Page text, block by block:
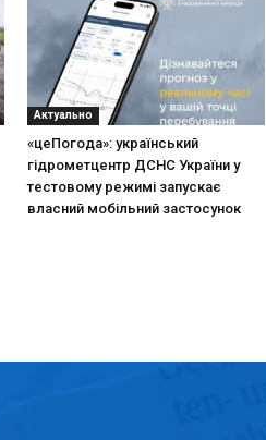
Актуально
«цеПогода»: український
гідрометцентр ДСНС України у
тестовому режимі запускає
власний мобільний застосунок